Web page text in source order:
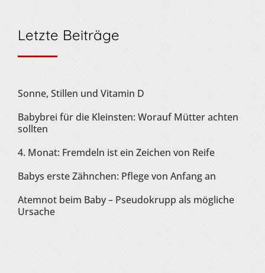
Letzte Beiträge
Sonne, Stillen und Vitamin D
Babybrei für die Kleinsten: Worauf Mütter achten
sollten
4. Monat: Fremdeln ist ein Zeichen von Reife
Babys erste Zähnchen: Pflege von Anfang an
Atemnot beim Baby – Pseudokrupp als mögliche
Ursache